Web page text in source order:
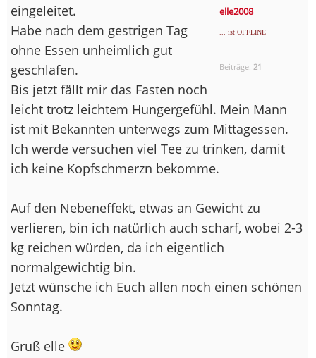
elle2008
... ist OFFLINE
Beiträge: 21
eingeleitet.
Habe nach dem gestrigen Tag
ohne Essen unheimlich gut
geschlafen.
Bis jetzt fällt mir das Fasten noch
leicht trotz leichtem Hungergefühl. Mein Mann
ist mit Bekannten unterwegs zum Mittagessen.
Ich werde versuchen viel Tee zu trinken, damit
ich keine Kopfschmerzn bekomme.
Auf den Nebeneffekt, etwas an Gewicht zu
verlieren, bin ich natürlich auch scharf, wobei 2-3
kg reichen würden, da ich eigentlich
normalgewichtig bin.
Jetzt wünsche ich Euch allen noch einen schönen
Sonntag.
Gruß elle